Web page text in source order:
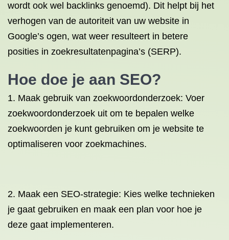
wordt ook wel backlinks genoemd). Dit helpt bij het
verhogen van de autoriteit van uw website in
Google’s ogen, wat weer resulteert in betere
posities in zoekresultatenpagina’s (SERP).
Hoe doe je aan SEO?
1. Maak gebruik van zoekwoordonderzoek: Voer
zoekwoordonderzoek uit om te bepalen welke
zoekwoorden je kunt gebruiken om je website te
optimaliseren voor zoekmachines.
2. Maak een SEO-strategie: Kies welke technieken
je gaat gebruiken en maak een plan voor hoe je
deze gaat implementeren.